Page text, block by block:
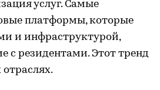
услуг. Самые
платформы, которые
и инфраструктурой,
с резидентами. Этот тренд